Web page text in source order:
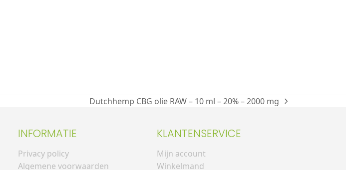
Dutchhemp CBG olie RAW – 10 ml – 20% – 2000 mg
INFORMATIE
Privacy policy
Algemene voorwaarden
KLANTENSERVICE
Mijn account
Winkelmand